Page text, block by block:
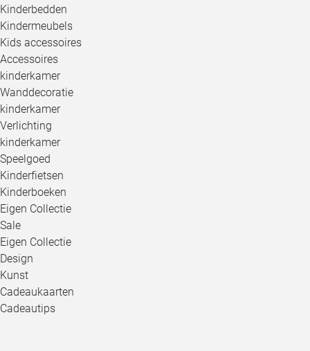
Kinderbedden
Kindermeubels
Kids accessoires
Accessoires
kinderkamer
Wanddecoratie
kinderkamer
Verlichting
kinderkamer
Speelgoed
Kinderfietsen
Kinderboeken
Eigen Collectie
Sale
Eigen Collectie
Design
Kunst
Cadeaukaarten
Cadeautips